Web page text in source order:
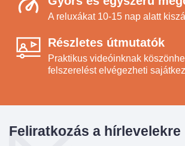
A reluxákat 10-15 nap alatt
Részletes útmutatók
Praktikus videóinknak
felszerelést elvégezheti
Feliratkozás a hírlevelekre